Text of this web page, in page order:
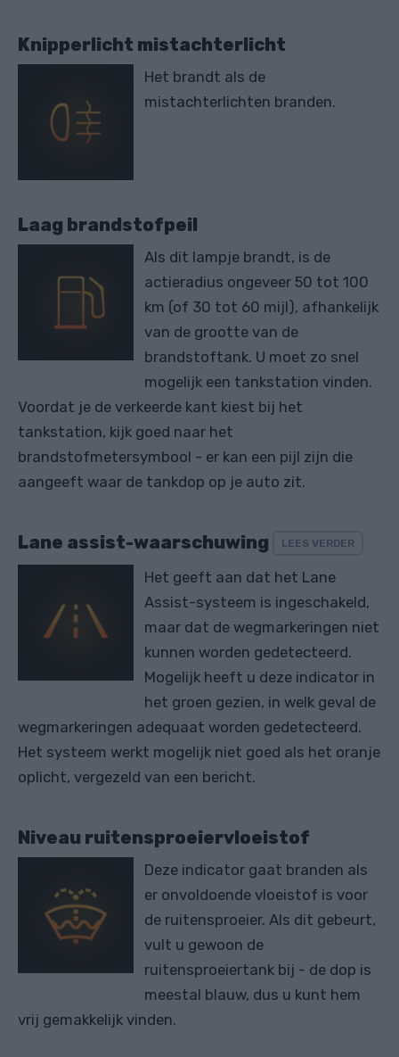
Knipperlicht mistachterlicht
Het brandt als de
mistachterlichten branden.
Laag brandstofpeil
Als dit lampje brandt, is de
actieradius ongeveer 50 tot 100
km (of 30 tot 60 mijl), afhankelijk
van de grootte van de
brandstoftank. U moet zo snel
mogelijk een tankstation vinden.
Voordat je de verkeerde kant kiest bij het
tankstation, kijk goed naar het
brandstofmetersymbool - er kan een pijl zijn die
aangeeft waar de tankdop op je auto zit.
Lane assist-waarschuwing LEES VERDER
Het geeft aan dat het Lane
Assist-systeem is ingeschakeld,
maar dat de wegmarkeringen niet
kunnen worden gedetecteerd.
Mogelijk heeft u deze indicator in
het groen gezien, in welk geval de
wegmarkeringen adequaat worden gedetecteerd.
Het systeem werkt mogelijk niet goed als het oranje
oplicht, vergezeld van een bericht.
Niveau ruitensproeiervloeistof
Deze indicator gaat branden als
er onvoldoende vloeistof is voor
de ruitensproeier. Als dit gebeurt,
vult u gewoon de
ruitensproeiertank bij - de dop is
meestal blauw, dus u kunt hem
vrij gemakkelijk vinden.